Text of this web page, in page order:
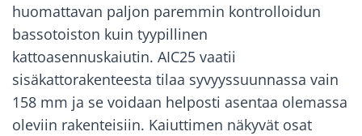
huomattavan paljon paremmin kontrolloidun
bassotoiston kuin tyypillinen
kattoasennuskaiutin. AIC25 vaatii
sisäkattorakenteesta tilaa syvyyssuunnassa vain
158 mm ja se voidaan helposti asentaa olemassa
oleviin rakenteisiin. Kaiuttimen näkyvät osat